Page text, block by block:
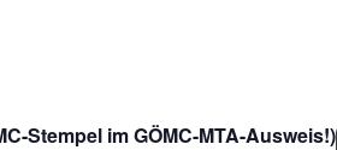
Stempel im GÖMC-MTA-Ausweis!)